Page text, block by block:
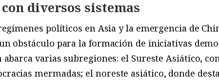
diversos sistemas
políticos en Asia y la emergencia de
obstáculo para la formación de iniciativas
varias subregiones: el Sureste Asiático,
mermadas; el noreste asiático, donde